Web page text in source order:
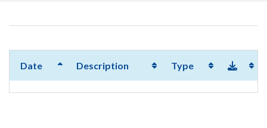
Date Description Type